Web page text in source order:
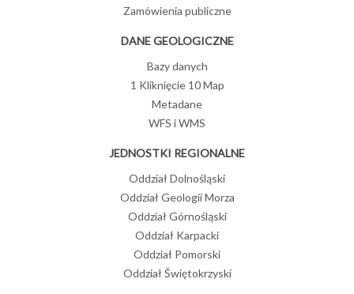
Zamówienia publiczne
DANE GEOLOGICZNE
Bazy danych
1 Kliknięcie 10 Map
Metadane
WFS i WMS
JEDNOSTKI REGIONALNE
Oddział Dolnośląski
Oddział Geologii Morza
Oddział Górnośląski
Oddział Karpacki
Oddział Pomorski
Oddział Świętokrzyski